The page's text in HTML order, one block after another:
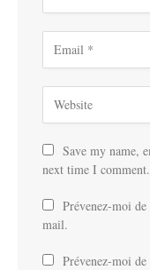
Save my name,
next time I comment.
Prévenez-moi
mail.
Prévenez-moi